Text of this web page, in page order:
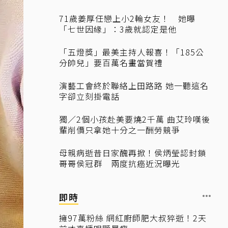
71歲姜厚任戀上小2輪女友！ 她曝
「七世因緣」：3歲就認定是他
「五燈獎」最美主持人報喜！「185公
分帥兒」要百萬名畫當賀禮
演藝工會終於聯絡上田路路 她一聽這名
字卻立刻掛電話
獨／2個小孩赴美要燒2千萬 曲艾玲嘆後
輩削價只拿她十分之一酬勞競爭
母親病逝昔日家醜再掀！侯炳瑩認封鎖
哥哥侯冠群 兩度抗癌近況曝光
即時
擁97萬粉絲 網紅廚師肥大叔猝逝！2天